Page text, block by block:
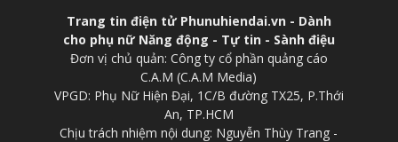
Trang tin điện tử Phunuhiendai.vn - Dành
cho phụ nữ Năng động - Tự tin - Sành điệu
Đơn vị chủ quản: Công ty cổ phần quảng cáo
C.A.M (C.A.M Media)
VPGD: Phụ Nữ Hiện Đại, 1C/B đường TX25, P.Thới
An, TP.HCM
Chịu trách nhiệm nội dung: Nguyễn Thùy Trang -